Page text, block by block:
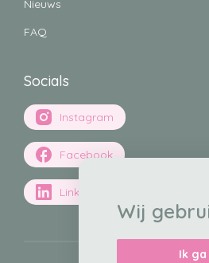
Wij
Ik
Nieuws
FAQ
Socials
Instagram
Facebook
LinkedIn